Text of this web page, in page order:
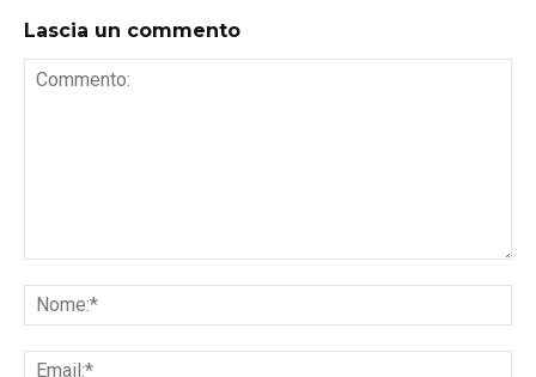
Lascia un commento